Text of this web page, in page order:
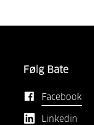
Følg Bate
Facebook
Linkedin